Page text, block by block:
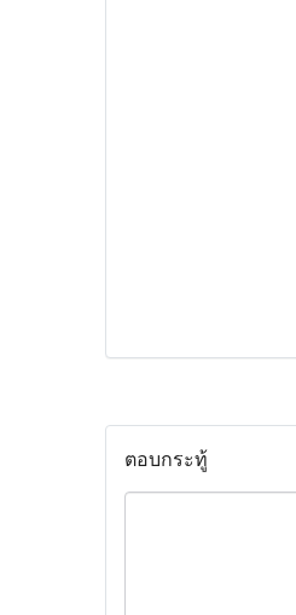
ตอบกระทู้